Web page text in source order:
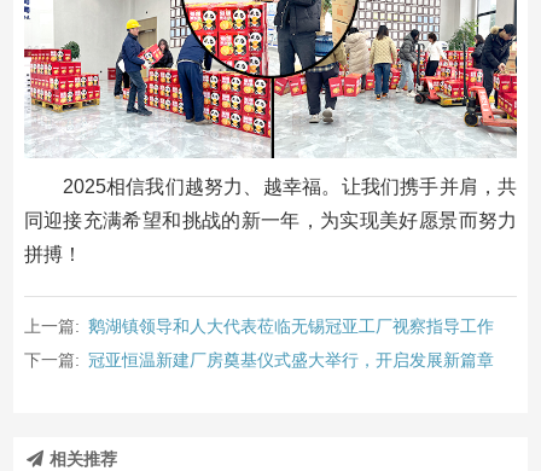
2025相信我们越努力、越幸福。让我们携手并肩，共
同迎接充满希望和挑战的新一年，为实现美好愿景而努力
拼搏！
上一篇: 鹅湖镇领导和人大代表莅临无锡冠亚工厂视察指导工作
下一篇: 冠亚恒温新建厂房奠基仪式盛大举行，开启发展新篇章
相关推荐